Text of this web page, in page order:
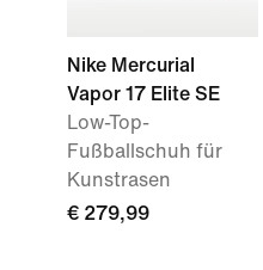
Nike Mercurial
Vapor 17 Elite SE
Low-Top-
Fußballschuh für
Kunstrasen
€ 279,99